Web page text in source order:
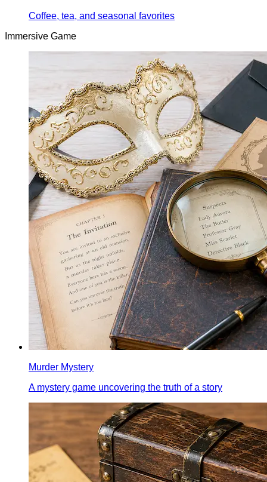
Coffee, tea, and seasonal favorites
Immersive Game
Murder Mystery
A mystery game uncovering the truth of a story